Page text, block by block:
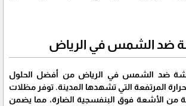
ضد الشمس في الرياض
ضد الشمس في الرياض من أفضل الحلول
المرتفعة التي تشهدها المدينة. توفر مظلات
من الأشعة فوق البنفسجية الضارة، مما يضمن